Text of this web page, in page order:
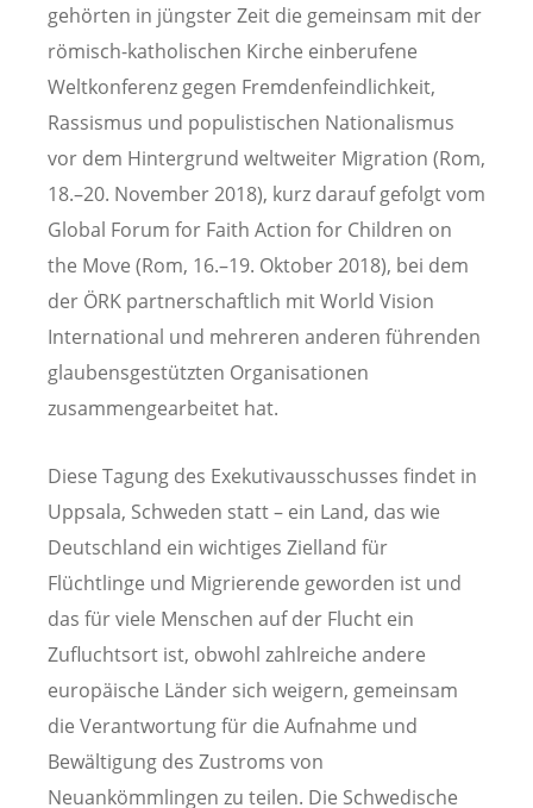
gehörten in jüngster Zeit die gemeinsam mit der
römisch-katholischen Kirche einberufene
Weltkonferenz gegen Fremdenfeindlichkeit,
Rassismus und populistischen Nationalismus
vor dem Hintergrund weltweiter Migration (Rom,
18.–20. November 2018), kurz darauf gefolgt vom
Global Forum for Faith Action for Children on
the Move (Rom, 16.–19. Oktober 2018), bei dem
der ÖRK partnerschaftlich mit World Vision
International und mehreren anderen führenden
glaubensgestützten Organisationen
zusammengearbeitet hat.
Diese Tagung des Exekutivausschusses findet in
Uppsala, Schweden statt – ein Land, das wie
Deutschland ein wichtiges Zielland für
Flüchtlinge und Migrierende geworden ist und
das für viele Menschen auf der Flucht ein
Zufluchtsort ist, obwohl zahlreiche andere
europäische Länder sich weigern, gemeinsam
die Verantwortung für die Aufnahme und
Bewältigung des Zustroms von
Neuankömmlingen zu teilen. Die Schwedische